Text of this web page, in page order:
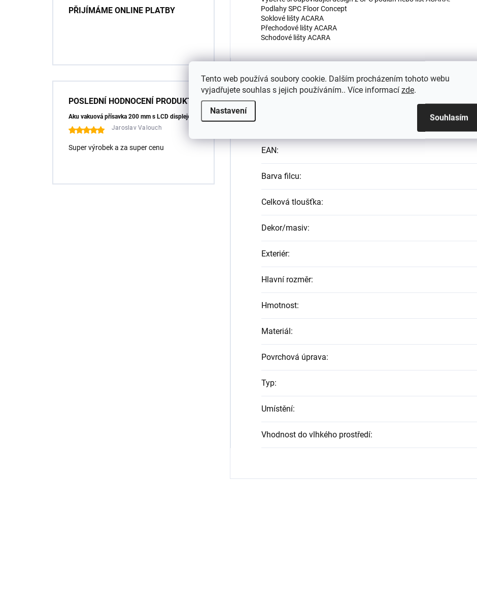
Tento web používá soubory cookie. Dalším procházením tohoto webu
vyjadřujete souhlas s jejich používáním.. Více informací zde.
Nastavení
Souhlasím
PŘIJÍMÁME ONLINE PLATBY
POSLEDNÍ HODNOCENÍ PRODUKTŮ
Jaroslav Valouch
Super výrobek a za super cenu
Podlahy SPC Floor Concept
Soklové lišty ACARA
Přechodové lišty ACARA
Schodové lišty ACARA
EAN:
Barva filcu:
Celková tloušťka:
Dekor/masiv:
Exteriér:
Hlavní rozměr:
Hmotnost:
Materiál:
Povrchová úprava:
Typ:
Umístění:
Vhodnost do vlhkého prostředí: